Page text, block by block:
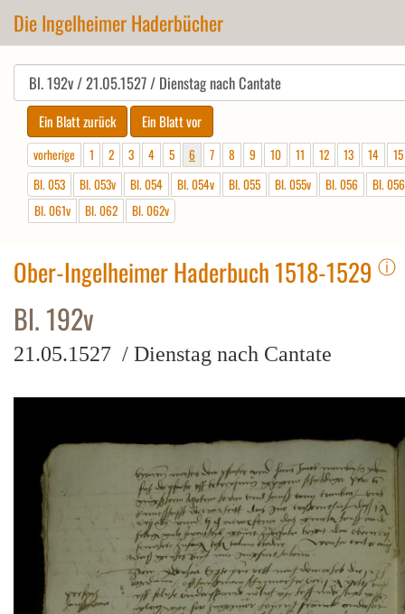
Die Ingelheimer Haderbücher
vorherige 1 2 3 4 5 6 7 8 9 10 11 12 13 14
15
Bl. 053
Bl. 053v Bl. 054 Bl. 054v Bl. 055 Bl. 055v Bl. 056
Bl.
Bl. 061v
Bl. 062 Bl. 062v
Ober-Ingelheimer Haderbuch 1518-1529 ⓘ
Bl. 192v
21.05.1527 / Dienstag nach Cantate